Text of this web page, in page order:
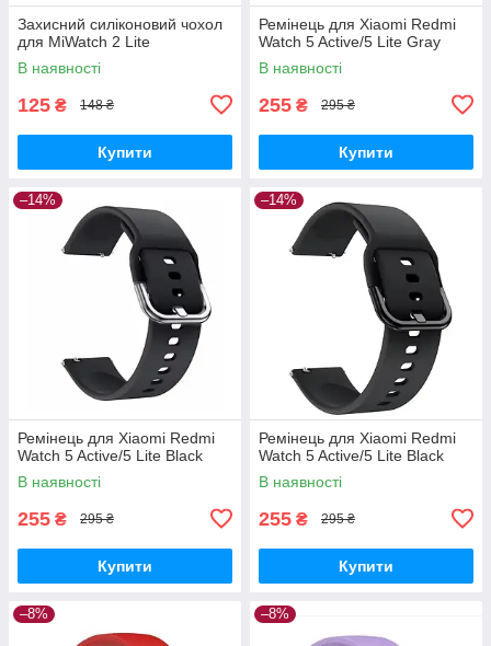
Захисний силіконовий чохол
для MiWatch 2 Lite
В наявності
125 ₴ 148 ₴
Купити
Ремінець для Xiaomi Redmi
Watch 5 Active/5 Lite Gray
В наявності
255 ₴ 295 ₴
Купити
–14%
Ремінець для Xiaomi Redmi
Watch 5 Active/5 Lite Black
В наявності
255 ₴ 295 ₴
Купити
–14%
Ремінець для Xiaomi Redmi
Watch 5 Active/5 Lite Black
В наявності
255 ₴ 295 ₴
Купити
–8% –8%